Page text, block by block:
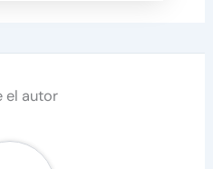
el autor